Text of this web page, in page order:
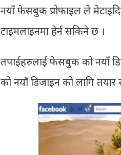
नयाँ फेसबुक प्रोफाइल ले
टाइमलाइनमा हेर्न सकिने छ ।
तपाईहरुलाई फेसबुक को नयाँ
को नयाँ डिजाइन को लागि